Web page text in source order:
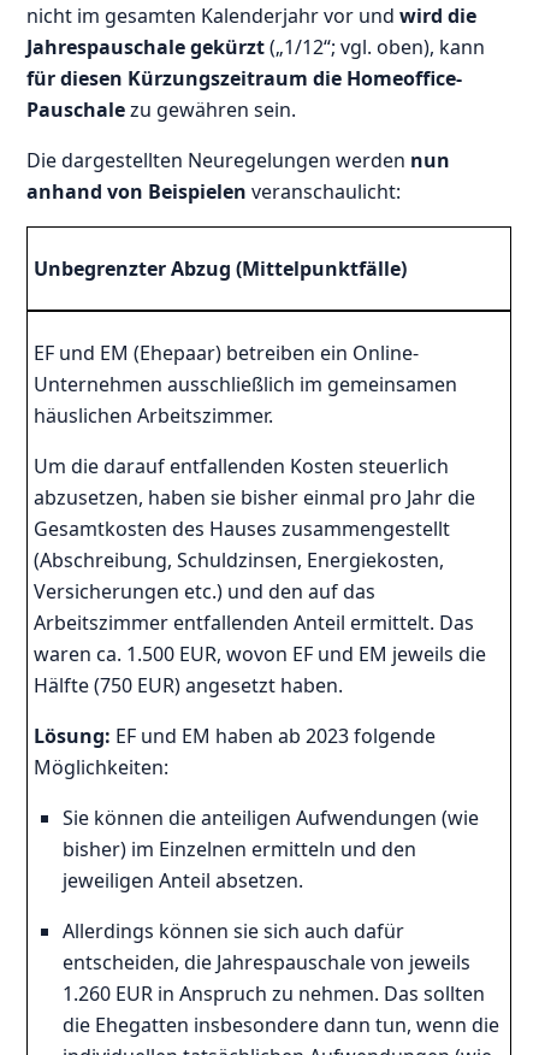
nicht im gesamten Kalenderjahr vor undwird die
Jahrespauschale gekürzt(„1/12“; vgl. oben), kann
für diesen Kürzungszeitraum die Homeoffice-
Pauschalezu gewähren sein.
Die dargestellten Neuregelungen werden nun
anhand von Beispielen veranschaulicht:
Unbegrenzter Abzug (Mittelpunktfälle)
EF und EM (Ehepaar) betreiben ein Online-
Unternehmen ausschließlich im gemeinsamen
häuslichen Arbeitszimmer.
Um die darauf entfallenden Kosten steuerlich
abzusetzen, haben sie bisher einmal pro Jahr die
Gesamtkosten des Hauses zusammengestellt
(Abschreibung, Schuldzinsen, Energiekosten,
Versicherungen etc.) und den auf das
Arbeitszimmer entfallenden Anteil ermittelt. Das
waren ca. 1.500 EUR, wovon EF und EM jeweils die
Hälfte (750 EUR) angesetzt haben.
Lösung: EF und EM haben ab 2023 folgende
Möglichkeiten:
Sie können die anteiligen Aufwendungen (wie
bisher) im Einzelnen ermitteln und den
jeweiligen Anteil absetzen.
Allerdings können sie sich auch dafür
entscheiden, die Jahrespauschale von jeweils
1.260 EUR in Anspruch zu nehmen. Das sollten
die Ehegatten insbesondere dann tun, wenn die